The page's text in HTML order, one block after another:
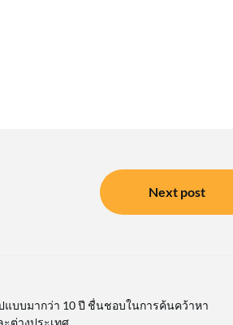
Next post
บบมากว่า 10 ปี ชื่นชอบในการค้นคว้าหา